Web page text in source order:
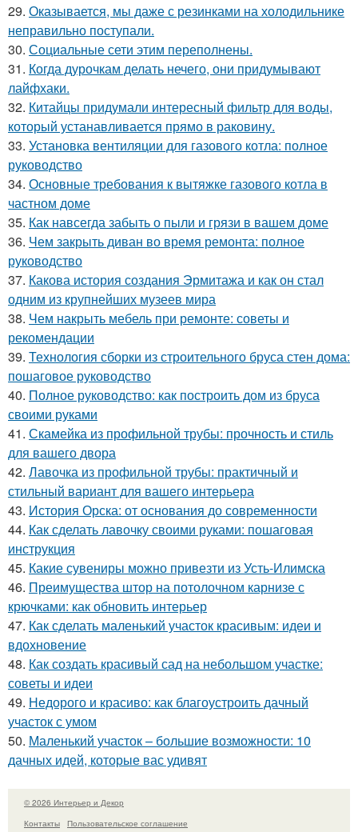
29. Оказывается, мы даже с резинками на холодильнике
неправильно поступали.
30. Социальные сети этим переполнены.
31. Когда дурочкам делать нечего, они придумывают
лайфхаки.
32. Китайцы придумали интересный фильтр для воды,
который устанавливается прямо в раковину.
33. Установка вентиляции для газового котла: полное
руководство
34. Основные требования к вытяжке газового котла в
частном доме
35. Как навсегда забыть о пыли и грязи в вашем доме
36. Чем закрыть диван во время ремонта: полное
руководство
37. Какова история создания Эрмитажа и как он стал
одним из крупнейших музеев мира
38. Чем накрыть мебель при ремонте: советы и
рекомендации
39. Технология сборки из строительного бруса стен дома:
пошаговое руководство
40. Полное руководство: как построить дом из бруса
своими руками
41. Скамейка из профильной трубы: прочность и стиль
для вашего двора
42. Лавочка из профильной трубы: практичный и
стильный вариант для вашего интерьера
43. История Орска: от основания до современности
44. Как сделать лавочку своими руками: пошаговая
инструкция
45. Какие сувениры можно привезти из Усть-Илимска
46. Преимущества штор на потолочном карнизе с
крючками: как обновить интерьер
47. Как сделать маленький участок красивым: идеи и
вдохновение
48. Как создать красивый сад на небольшом участке:
советы и идеи
49. Недорого и красиво: как благоустроить дачный
участок с умом
50. Маленький участок – большие возможности: 10
дачных идей, которые вас удивят
© 2026 Интерьер и Декор
Контакты
Пользовательское соглашение